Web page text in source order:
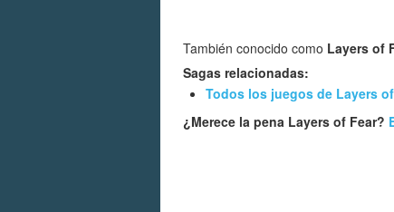
También conocido como Layers of
Sagas relacionadas:
Todos los juegos de Layers
¿Merece la pena Layers of Fear?